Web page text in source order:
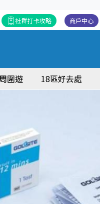
商戶中心
社群打卡攻略
圍遊 18區好去處